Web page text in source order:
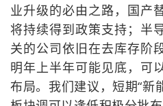
业升级的必由之路，国产
将持续得到政策支持；半
关的公司依旧在去库存阶
明年上半年可能见底，可
布局。我们建议，短期“新